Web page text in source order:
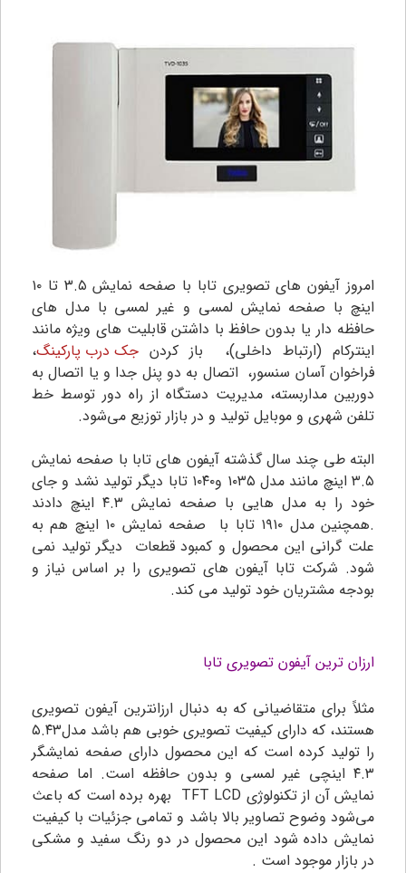
امروز آیفون های تصویری تابا با صفحه نمایش ۳.۵ تا ۱۰
اینچ با صفحه نمایش لمسی و غیر لمسی با مدل های
حافظه دار یا بدون حافظ با داشتن قابلیت های ویژه مانند
اینترکام (ارتباط داخلی)، باز کردن جک درب پارکینگ،
فراخوان آسان سنسور، اتصال به دو پنل جدا و یا اتصال به
دوربین مداربسته، مدیریت دستگاه از راه دور توسط خط
تلفن شهری و موبایل تولید و در بازار توزیع می‌شود‌.
البته طی چند سال گذشته آیفون های تابا با صفحه نمایش
۳.۵ اینچ مانند مدل ۱۰۳۵ و۱۰۴۰ تابا دیگر تولید نشد و جای
خود را به مدل هایی با صفحه نمایش ۴.۳ اینچ دادند
.همچنین مدل ۱۹۱۰ تابا با صفحه نمایش ۱۰ اینچ هم به
علت گرانی این محصول و کمبود قطعات دیگر تولید نمی
شود. شرکت تابا آیفون های تصویری را بر اساس نیاز و
بودجه مشتریان خود تولید می کند.
ارزان ترین آیفون تصویری تابا
مثلاً برای متقاضیانی که به دنبال ارزانترین آیفون تصویری
هستند، که دارای کیفیت تصویری خوبی هم باشد مدل۵.۴۳
را تولید کرده است که این محصول دارای صفحه نمایشگر
۴.۳ اینچی غیر لمسی و بدون حافظه است. اما صفحه
نمایش آن از تکنولوژی TFT LCD بهره برده است که باعث
می‌شود وضوح تصاویر بالا باشد و تمامی جزئیات با کیفیت
نمایش داده شود این محصول در دو رنگ سفید و مشکی
در بازار موجود است .